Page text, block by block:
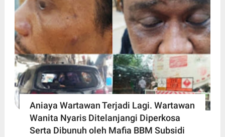
Aniaya Wartawan Terjadi Lagi. Wartawan
Wanita Nyaris Ditelanjangi Diperkosa
Serta Dibunuh oleh Mafia BBM Subsidi